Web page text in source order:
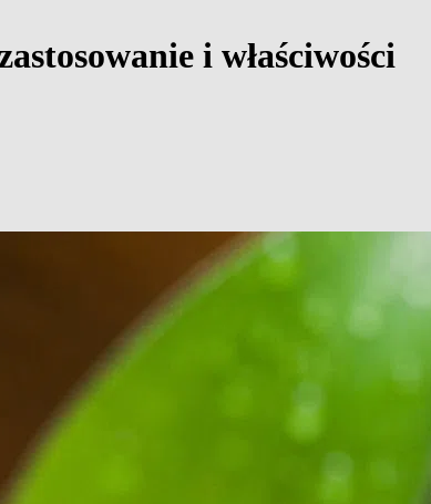
i właściwości